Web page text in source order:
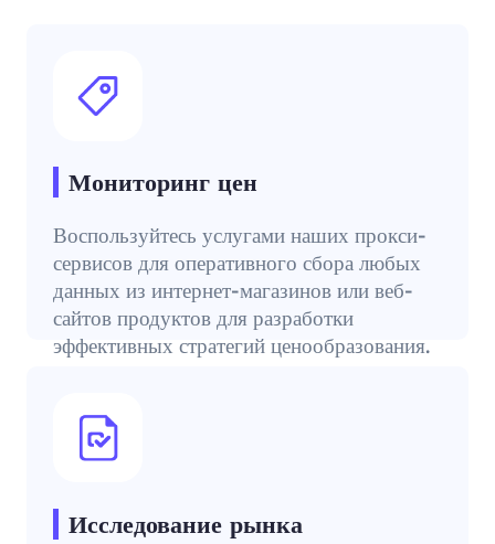
Мониторинг цен
Воспользуйтесь услугами наших прокси-
сервисов для оперативного сбора любых
данных из интернет-магазинов или веб-
сайтов продуктов для разработки
эффективных стратегий ценообразования.
Исследование рынка